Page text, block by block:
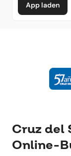
App laden
Cruz del
Online-